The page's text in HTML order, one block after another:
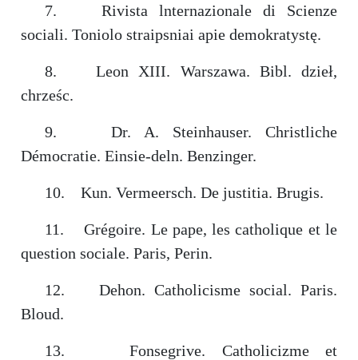
7. Rivista lnternazionale di Scienze
sociali. Toniolo straipsniai apie demokratystę.
8. Leon XIII. Warszawa. Bibl. dzieł,
chrześc.
9. Dr. A. Steinhauser. Christliche
Démocratie. Einsie-deln. Benzinger.
10. Kun. Vermeersch. De justitia. Brugis.
11. Grégoire. Le pape, les catholique et le
question sociale. Paris, Perin.
12. Dehon. Catholicisme social. Paris.
Bloud.
13. Fonsegrive. Catholicizme et